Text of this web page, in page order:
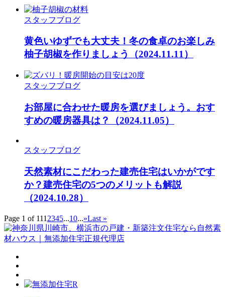
スタッフブログ
黄色いゆずでも大丈夫！冬の食卓のお楽しみ
柚子胡椒を作りましょう
（2024.11.11）
スタッフブログ
お部屋に合わせた暖房を選びましょう。おす
すめの暖房器具は？
（2024.11.05）
スタッフブログ
天然素材にこだわった建売住宅はいかがです
か？建売住宅の5つのメリットも解説
（2024.10.28）
Page 1 of 111 2345...10...»Last »